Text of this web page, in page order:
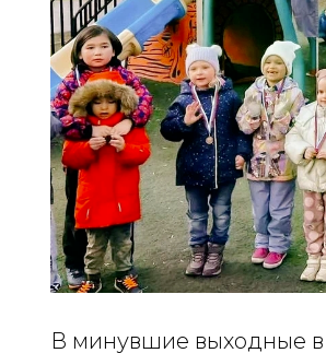
В минувшие выходные в